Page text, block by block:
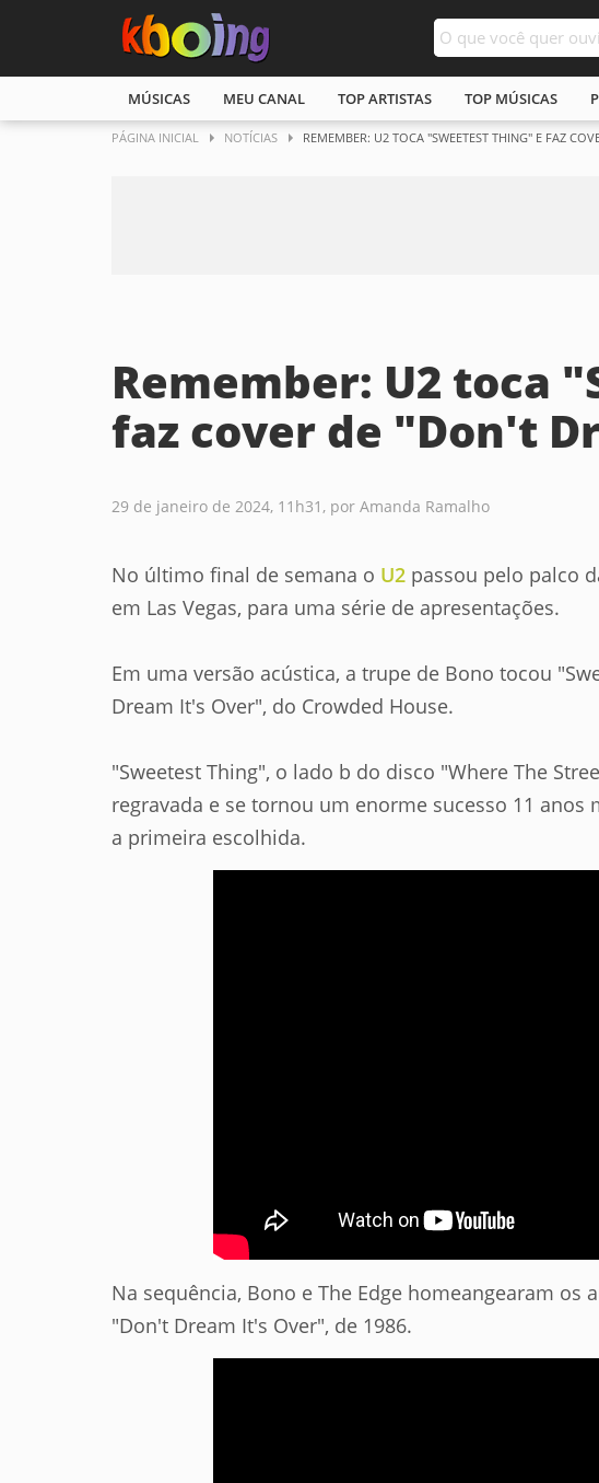
MÚSICAS MEU CANAL TOP ARTISTAS TOP MÚSICAS
PÁGINA INICIAL NOTÍCIAS REMEMBER: U2 TOCA "SWEETEST THING" E FAZ
Remember: U2 toca
faz cover de "Don't
29 de janeiro de 2024, 11h31, por Amanda Ramalho
No último final de semana o U2 passou pelo palco
em Las Vegas, para uma série de apresentações.
Em uma versão acústica, a trupe de Bono tocou
Dream It's Over", do Crowded House.
"Sweetest Thing", o lado b do disco "Where The
regravada e se tornou um enorme sucesso 11 anos
a primeira escolhida.
Na sequência, Bono e The Edge homeangearam os
"Don't Dream It's Over", de 1986.